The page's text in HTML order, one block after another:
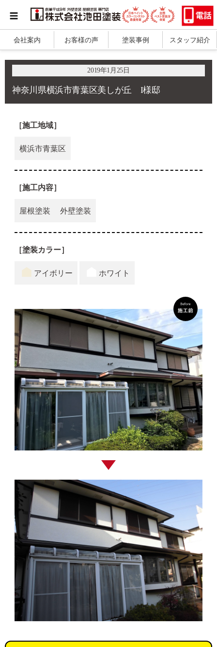
会社案内 お客様の声 塗装事例 スタッフ紹介
2019年1月25日
神奈川県横浜市青葉区美しが丘 I様邸
［施工地域］
横浜市青葉区
［施工内容］
屋根塗装 外壁塗装
［塗装カラー］
アイボリー ホワイト